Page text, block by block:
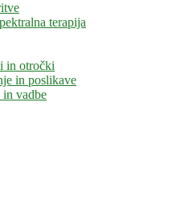
terapija
in otročki
in poslikave
in vadbe